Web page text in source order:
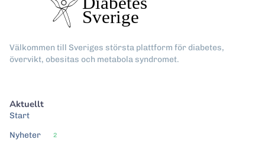
Välkommen till Sveriges största plattform för diabetes,
övervikt, obesitas och metabola syndromet.
Aktuellt
Start
Nyheter
2